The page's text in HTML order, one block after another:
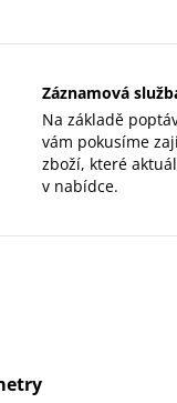
Záznamová
Na základě
vám pokusíme
zboží, které
v nabídce.